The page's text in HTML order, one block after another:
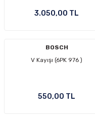
3.050,00 TL
BOSCH
V Kayışı (6PK 976 )
550,00 TL